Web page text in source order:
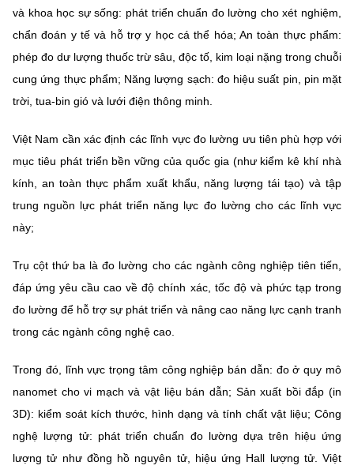
và khoa học sự sống: phát triển chuẩn đo lường cho xét nghiệm,
chẩn đoán y tế và hỗ trợ y học cá thể hóa; An toàn thực phẩm:
phép đo dư lượng thuốc trừ sâu, độc tố, kim loại nặng trong chuỗi
cung ứng thực phẩm; Năng lượng sạch: đo hiệu suất pin, pin mặt
trời, tua-bin gió và lưới điện thông minh.
Việt Nam cần xác định các lĩnh vực đo lường ưu tiên phù hợp với
mục tiêu phát triển bền vững của quốc gia (như kiểm kê khí nhà
kính, an toàn thực phẩm xuất khẩu, năng lượng tái tạo) và tập
trung nguồn lực phát triển năng lực đo lường cho các lĩnh vực
này;
Trụ cột thứ ba là đo lường cho các ngành công nghiệp tiên tiến,
đáp ứng yêu cầu cao về độ chính xác, tốc độ và phức tạp trong
đo lường để hỗ trợ sự phát triển và nâng cao năng lực cạnh tranh
trong các ngành công nghệ cao.
Trong đó, lĩnh vực trọng tâm công nghiệp bán dẫn: đo ở quy mô
nanomet cho vi mạch và vật liệu bán dẫn; Sản xuất bồi đắp (in
3D): kiểm soát kích thước, hình dạng và tính chất vật liệu; Công
nghệ lượng tử: phát triển chuẩn đo lường dựa trên hiệu ứng
lượng tử như đồng hồ nguyên tử, hiệu ứng Hall lượng tử. Việt